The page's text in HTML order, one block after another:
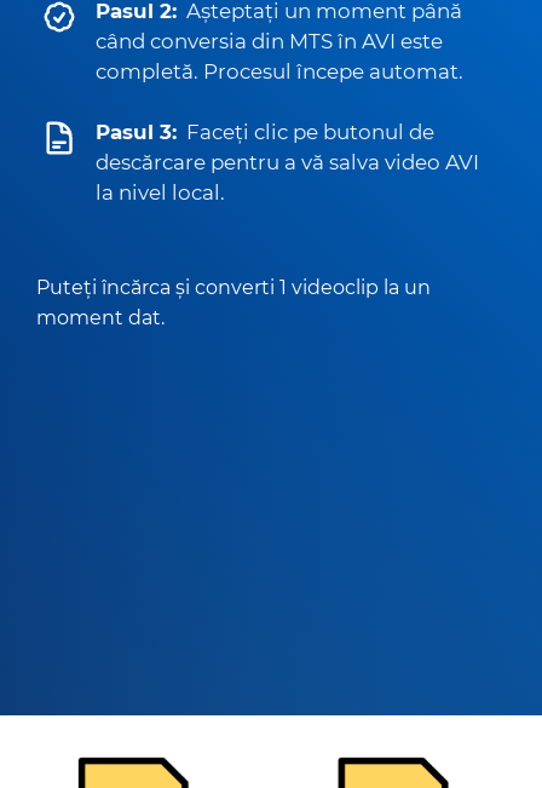
Pasul 2: Așteptați un moment până
când conversia din MTS în AVI este
completă. Procesul începe automat.
Pasul 3: Faceți clic pe butonul de
descărcare pentru a vă salva video AVI
la nivel local.
Puteți încărca și converti 1 videoclip la un
moment dat.